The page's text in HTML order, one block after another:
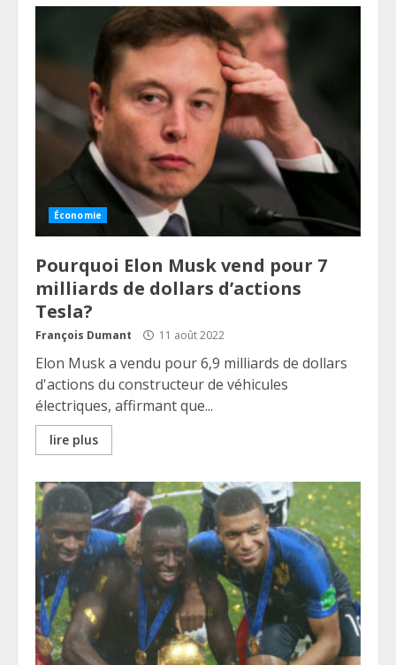
Économie
Pourquoi Elon Musk vend pour 7
milliards de dollars d’actions
Tesla?
François Dumant 11 août 2022
Elon Musk a vendu pour 6,9 milliards de dollars
d'actions du constructeur de véhicules
électriques, affirmant que...
lire plus